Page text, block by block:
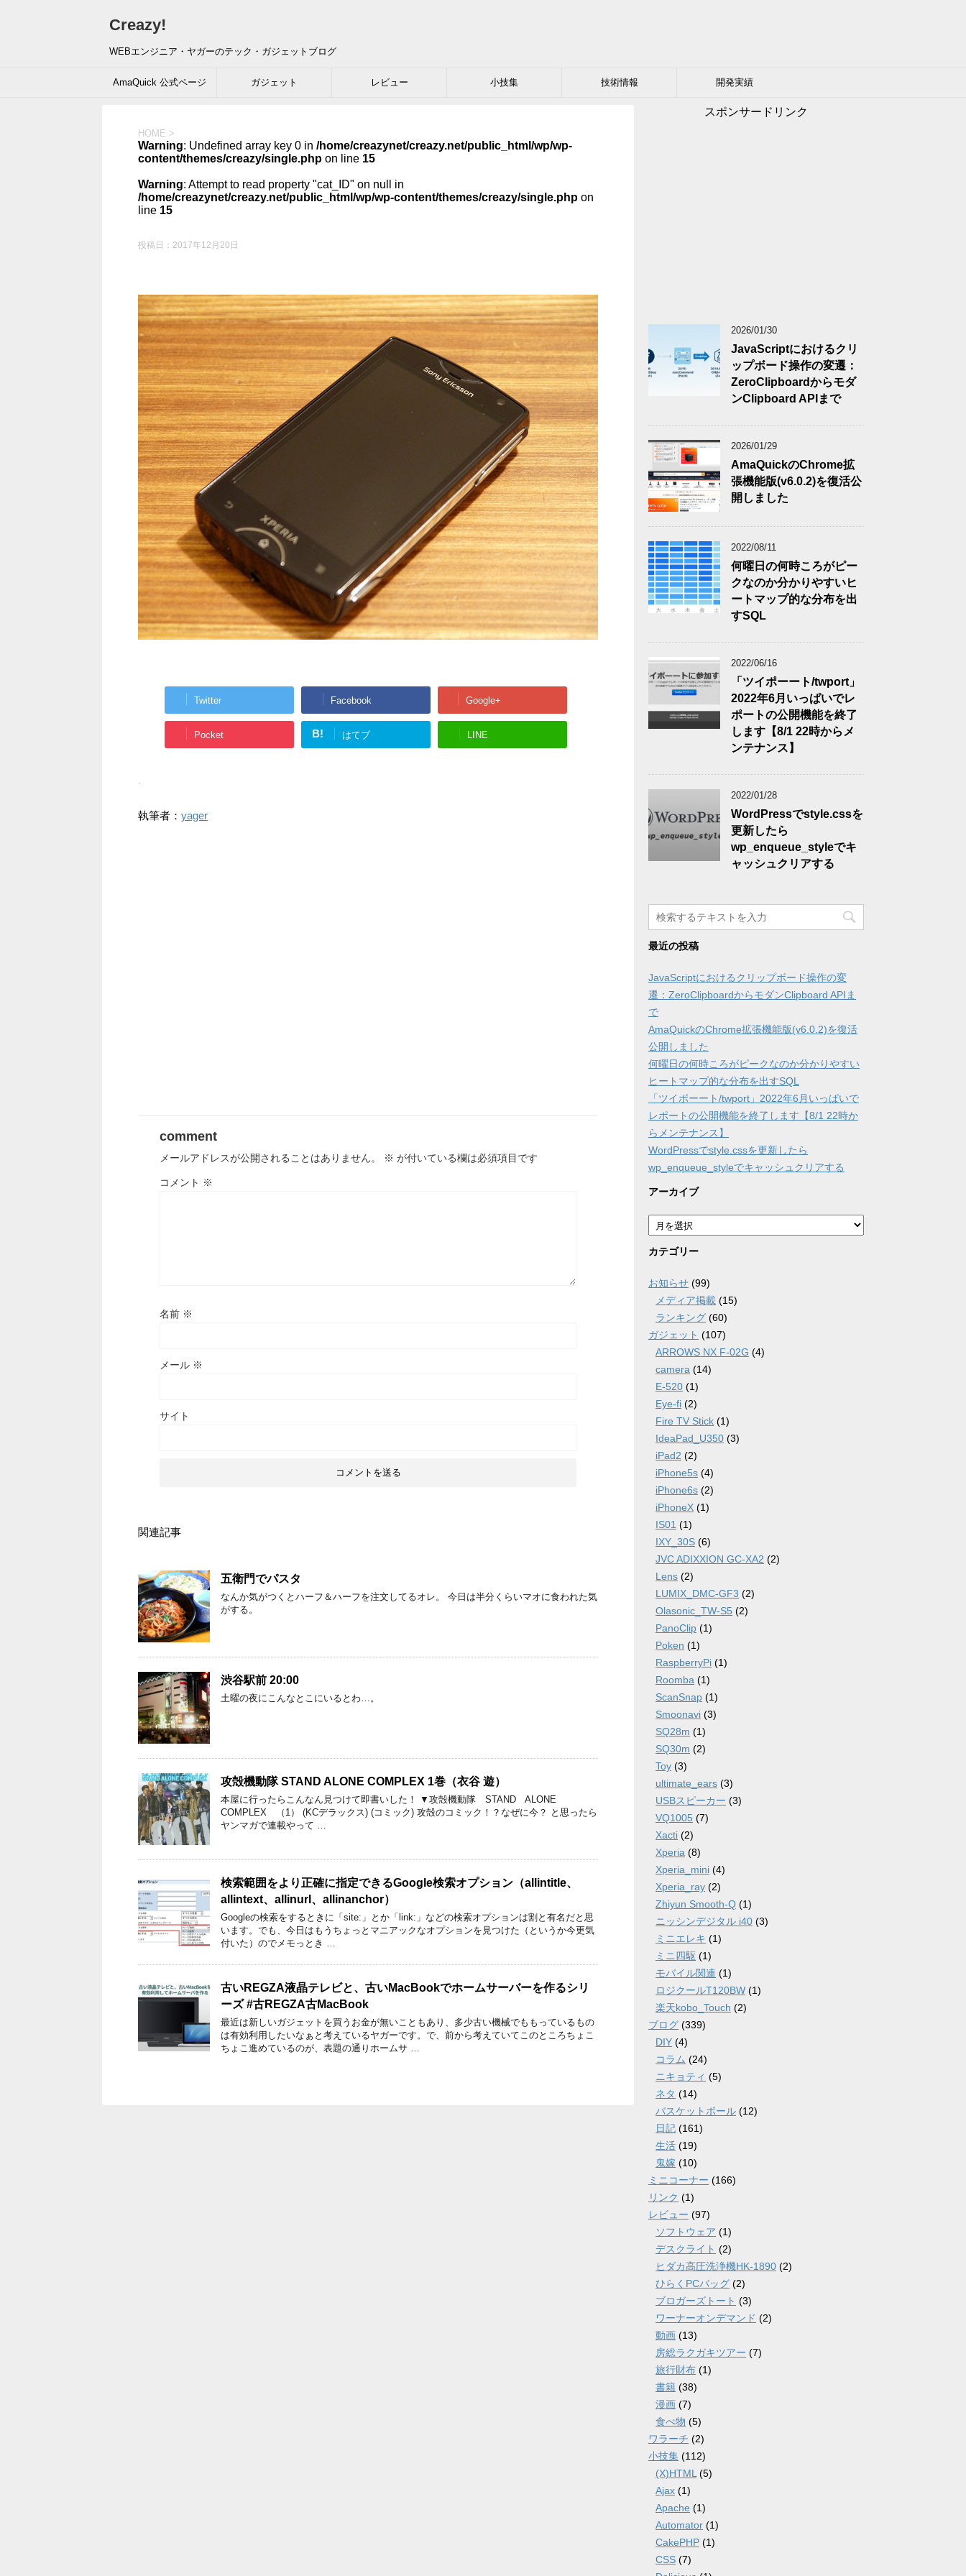
Creazy!
WEBエンジニア・ヤガーのテック・ガジェットブログ
AmaQuick 公式ページ ガジェット レビュー 小技集 技術情報 開発実績
HOME >
Warning: Undefined array key 0 in /home/creazynet/creazy.net/public_html/wp/wp-
content/themes/creazy/single.php on line 15
Warning: Attempt to read property "cat_ID" on null in
/home/creazynet/creazy.net/public_html/wp/wp-content/themes/creazy/single.php on
line 15
投稿日： 2017年12月20日
Twitter Facebook Google+
Pocket B! はてブ LINE
-
執筆者： yager
comment
メールアドレスが公開されることはありません。 ※ が付いている欄は必須項目です
コメント ※
名前 ※
メール ※
サイト
関連記事
五衛門でパスタ
なんか気がつくとハーフ＆ハーフを注文してるオレ。 今日は半分くらいマオに食われた気
がする。
渋谷駅前 20:00
土曜の夜にこんなとこにいるとわ…。
攻殻機動隊 STAND ALONE COMPLEX 1巻（衣谷 遊）
本屋に行ったらこんなん見つけて即書いした！ ▼攻殻機動隊 STAND ALONE
COMPLEX （1） (KCデラックス) (コミック) 攻殻のコミック！？なぜに今？ と思ったら
ヤンマガで連載やって …
検索範囲をより正確に指定できるGoogle検索オプション（allintitle、
allintext、allinurl、allinanchor）
Googleの検索をするときに「site:」とか「link:」などの検索オプションは割と有名だと思
います。でも、今日はもうちょっとマニアックなオプションを見つけた（というか今更気
付いた）のでメモっとき …
古いREGZA液晶テレビと、古いMacBookでホームサーバーを作るシリ
ーズ #古REGZA古MacBook
最近は新しいガジェットを買うお金が無いこともあり、多少古い機械でももっているもの
は有効利用したいなぁと考えているヤガーです。で、前から考えていてこのところちょこ
ちょこ進めているのが、表題の通りホームサ …
スポンサードリンク
2026/01/30
JavaScriptにおけるクリ
ップボード操作の変遷：
ZeroClipboardからモダ
ンClipboard APIまで
2026/01/29
AmaQuickのChrome拡
張機能版(v6.0.2)を復活公
開しました
2022/08/11
何曜日の何時ころがピー
クなのか分かりやすいヒ
ートマップ的な分布を出
すSQL
2022/06/16
「ツイポーート/twport」
2022年6月いっぱいでレ
ポートの公開機能を終了
します【8/1 22時からメ
ンテナンス】
2022/01/28
WordPressでstyle.cssを
更新したら
wp_enqueue_styleでキ
ャッシュクリアする
最近の投稿
JavaScriptにおけるクリップボード操作の変
遷：ZeroClipboardからモダンClipboard APIま
で
AmaQuickのChrome拡張機能版(v6.0.2)を復活
公開しました
何曜日の何時ころがピークなのか分かりやすい
ヒートマップ的な分布を出すSQL
「ツイポーート/twport」2022年6月いっぱいで
レポートの公開機能を終了します【8/1 22時か
らメンテナンス】
WordPressでstyle.cssを更新したら
wp_enqueue_styleでキャッシュクリアする
アーカイブ
ア
ー
カ
ブ
カテゴリー
お知らせ (99)
メディア掲載 (15)
ランキング (60)
ガジェット (107)
ARROWS NX F-02G (4)
camera (14)
E-520 (1)
Eye-fi (2)
Fire TV Stick (1)
IdeaPad_U350 (3)
iPad2 (2)
iPhone5s (4)
iPhone6s (2)
iPhoneX (1)
IS01 (1)
IXY_30S (6)
JVC ADIXXION GC-XA2 (2)
Lens (2)
LUMIX_DMC-GF3 (2)
Olasonic_TW-S5 (2)
PanoClip (1)
Poken (1)
RaspberryPi (1)
Roomba (1)
ScanSnap (1)
Smoonavi (3)
SQ28m (1)
SQ30m (2)
Toy (3)
ultimate_ears (3)
USBスピーカー (3)
VQ1005 (7)
Xacti (2)
Xperia (8)
Xperia_mini (4)
Xperia_ray (2)
Zhiyun Smooth-Q (1)
ニッシンデジタル i40 (3)
ミニエレキ (1)
ミニ四駆 (1)
モバイル関連 (1)
ロジクールT120BW (1)
楽天kobo_Touch (2)
ブログ (339)
DIY (4)
コラム (24)
ニキョティ (5)
ネタ (14)
バスケットボール (12)
日記 (161)
生活 (19)
鬼嫁 (10)
ミニコーナー (166)
リンク (1)
レビュー (97)
ソフトウェア (1)
デスクライト (2)
ヒダカ高圧洗浄機HK-1890 (2)
ひらくPCバッグ (2)
ブロガーズトート (3)
ワーナーオンデマンド (2)
動画 (13)
房総ラクガキツアー (7)
旅行財布 (1)
書籍 (38)
漫画 (7)
食べ物 (5)
ワラーチ (2)
小技集 (112)
(X)HTML (5)
Ajax (1)
Apache (1)
Automator (1)
CakePHP (1)
CSS (7)